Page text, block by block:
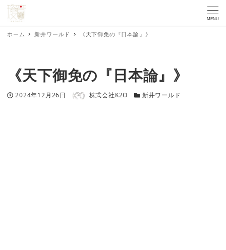
MENU
ホーム 新井ワールド 《天下御免の『日本論』》
《天下御免の『日本論』》
投稿日
2024年12月26日 著者 株式会社K2O カテゴリー
新井ワールド